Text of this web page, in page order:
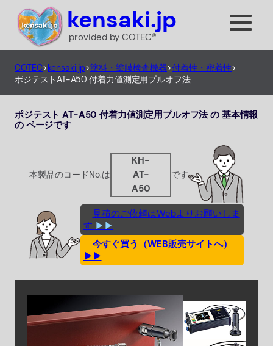
kensaki.jp
provided by COTEC®
COTEC>kensaki.jp>塗料・塗膜検査機器>付着性・密着性>
ポジテストAT-A50 付着力値測定用プルオフ法
ポジテスト AT-A50 付着力値測定用プルオフ法 の 基本情報
の ページです
本製品のコードNo.は
KH-
AT-
A50
です
見積のご依頼はWebよりお願いしま
す ▶▶
今すぐ買う（WEB販売サイトへ）
▶▶